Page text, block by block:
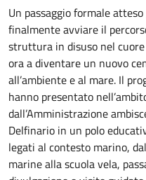
Descrizione
Un passaggio formale
finalmente avviare il
struttura in disuso nel
ora a diventare un nuovo
all’ambiente e al mare. Il
hanno presentato
dall’Amministrazione
Delfinario in un polo
legati al contesto marino,
marine alla scuola vela,